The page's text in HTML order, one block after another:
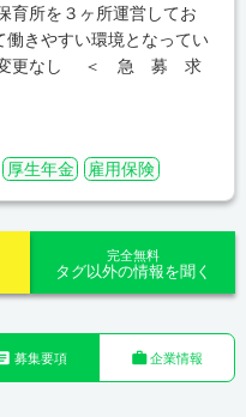
育所を３ヶ所運営してお
働きやすい環境となってい
：変更なし ＜ 急 募 求
厚生年金 雇用保険
完全無料
タグ以外の情報を聞く
募集要項 企業情報